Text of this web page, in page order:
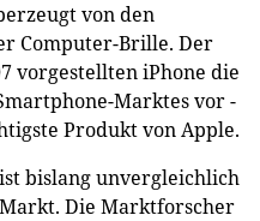
von den
Computer-Brille. Der
vorgestellten iPhone die
Marktes vor -
Produkt von Apple.
bislang unvergleichlich
Die Marktforscher